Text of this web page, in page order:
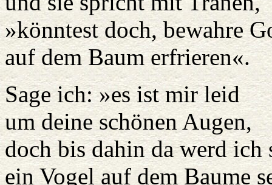
»könntest doch, bewahre
auf dem Baum erfrieren«.
Sage ich: »es ist mir leid
um deine schönen Augen,
doch bis dahin da werd ich
ein Vogel auf dem Baume